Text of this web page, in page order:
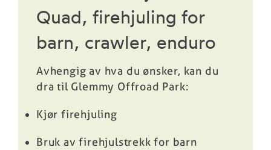
Quad, firehjuling for
barn, crawler, enduro
Avhengig av hva du ønsker, kan du
dra til Glemmy Offroad Park:
Kjør firehjuling
Bruk av firehjulstrekk for barn